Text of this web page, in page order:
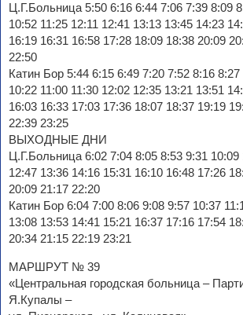
Ц.Г.Больница 5:50 6:16 6:44 7:06 7:39 8:09
10:52 11:25 12:11 12:41 13:13 13:45 14:23
16:19 16:31 16:58 17:28 18:09 18:38 20:09
22:50
Катин Бор 5:44 6:15 6:49 7:20 7:52 8:16
10:22 11:00 11:30 12:02 12:35 13:21 13:51
16:03 16:33 17:03 17:36 18:07 18:37 19:19
22:39 23:25
ВЫХОДНЫЕ ДНИ
Ц.Г.Больница 6:02 7:04 8:05 8:53 9:31 10:09
12:47 13:36 14:16 15:31 16:10 16:48 17:26
20:09 21:17 22:20
Катин Бор 6:04 7:00 8:06 9:08 9:57 10:37
13:08 13:53 14:41 15:21 16:37 17:16 17:54
20:34 21:15 22:19 23:21
МАРШРУТ № 39
«Центральная городская больница –
Я.Купалы –